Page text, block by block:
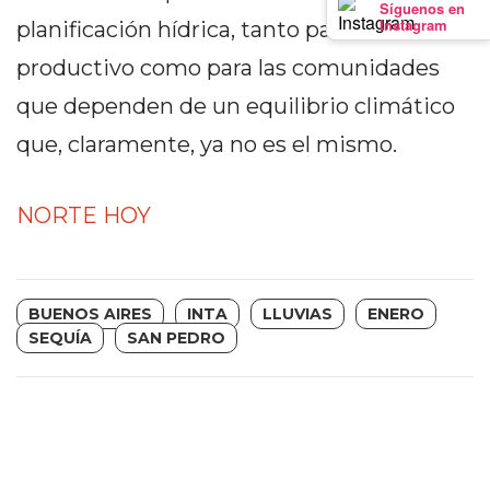
Síguenos en
Instagram
PROTEIN
EN
DÓNDE
EL
GIMNASIO
DE
PERGAMINO
planificación hídrica, tanto para el sector
productivo como para las comunidades
que dependen de un equilibrio climático
que, claramente, ya no es el mismo.
NORTE HOY
BUENOS AIRES INTA LLUVIAS
ENERO
SEQUÍA
SAN PEDRO